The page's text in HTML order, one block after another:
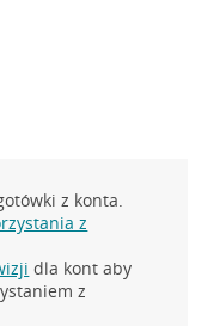
z konta.
z
dla kont aby
z